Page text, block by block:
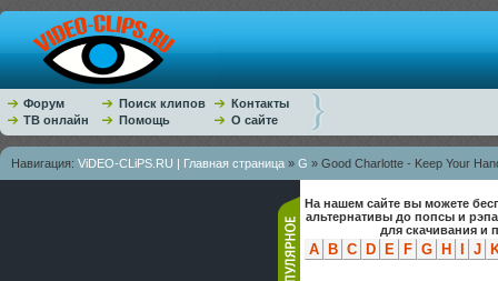
Форум Поиск клипов
Контакты
ТВ онлайн
Помощь О сайте
Навигация: ViDEO-CLiPS.RU | Главная страница » G » Good Charlotte - Keep Your
На нашем сайте вы можете
альтернативы до попсы и
для скачивания и
A B C D E F G H J